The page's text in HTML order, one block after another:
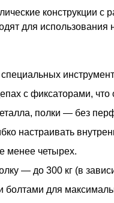
конструкции с
для
с фиксаторами,
полки — без
настраивать
менее четырех.
— до 300 кг (в
для